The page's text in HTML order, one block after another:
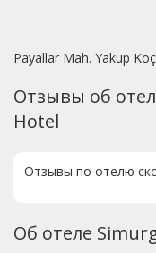
Payallar Mah. Yakup
Отзывы об
Hotel
Отзывы по отелю
Об отеле